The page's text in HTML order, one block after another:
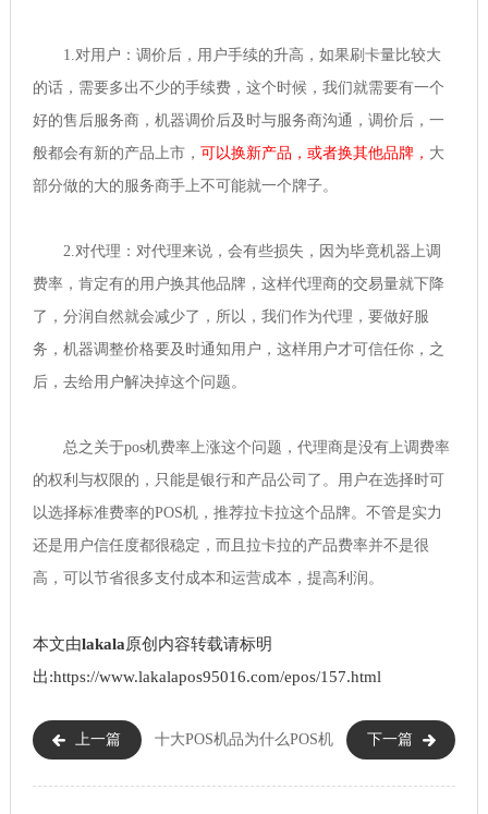
1.对用户：调价后，用户手续的升高，如果刷卡量比较大
的话，需要多出不少的手续费，这个时候，我们就需要有一个
好的售后服务商，机器调价后及时与服务商沟通，调价后，一
般都会有新的产品上市， 可以换新产品，或者换其他品牌， 大
部分做的大的服务商手上不可能就一个牌子。
2.对代理：对代理来说，会有些损失，因为毕竟机器上调
费率，肯定有的用户换其他品牌，这样代理商的交易量就下降
了，分润自然就会减少了，所以，我们作为代理，要做好服
务，机器调整价格要及时通知用户，这样用户才可信任你，之
后，去给用户解决掉这个问题。
总之关于pos机费率上涨这个问题，代理商是没有上调费率
的权利与权限的，只能是银行和产品公司了。用户在选择时可
以选择标准费率的POS机，推荐拉卡拉这个品牌。不管是实力
还是用户信任度都很稳定，而且拉卡拉的产品费率并不是很
高，可以节省很多支付成本和运营成本，提高利润。
本文由lakala原创内容转载请标明
出:https://www.lakalapos95016.com/epos/157.html
上一篇 十大POS机品 下一篇
为什么POS机